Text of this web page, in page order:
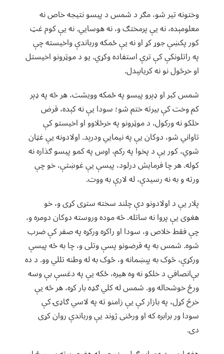
وختونه تیر شو، مګر د شمس د پیسو نتیجه خاص نه
معلومېده، نه یې پرمختګ و، نه هوسایي. نه یې کوم غټ
کور پکښې جوړ کړ او نه یې ځمکه ورباندې واخیسته چې
په راتلونکې کې ترې استفاده وکړي. یو د موټرونو اخیستل
او خرڅول نو نه کریابېدل.
شمس کبر او ډېرو پیسو په ځمکه وویشت، هر څه په ډېر
کم وخت کې بیرته ختم شو؛ سودا یې نه کېده، قرض
خلکو نه ورکول، د موټرونو په خرڅلاوو او اخیستو کې
تاواني شو، دوکان یې په نیمایي ودرېد. اولادونه یې غټان
شوي، کور یې د پخوا په رکم، اوس په کمو پیسو ګذاره نه
کوله. هر چا فرمایش درلود، پیسې یې غوښتې، خو چې
ورته و به نه رسيدې، له لارې به ووت.
پلار یې د اولادونو دې چلند سخته ستړی کړی و، خو
هغوی یې پروا نه ساتله. څه موده وروسته دوکان دومره و،
چې فقط خلاص و، سودا او راکړه ورکړه په صفر کې ضرب
شوه. شمس به په قرضونو پسې وتلی و، چا به څه پیسې
ورکړې، څوک به پېښمانه و، څوک به له وطنه تللي وو. د ده
بې‌انصافي د خلکو نه وه هیره، ځکه یې په دغسې بې وسه
ورځ خوشحاله وو. شمس له کلي ګډه بار کړه، هر څه یې
خرڅ کړل، په بازار کې یې زامنو ته په لاسي ګاډۍ کې
سودا ور برابره که او ورځنی ژوند یې ورباندې روان کړی
دی.